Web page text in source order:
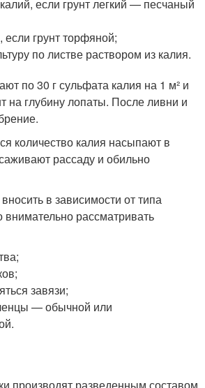
если грунт легкий — песчаный
грунт торфяной;
по листве раствором из калия.
по 30 г сульфата калия на 1 м² и
на глубину лопаты. После ливни и
количество калия насыпают в
рассаду и обильно
в зависимости от типа
рассматривать
завязи;
— обычной или